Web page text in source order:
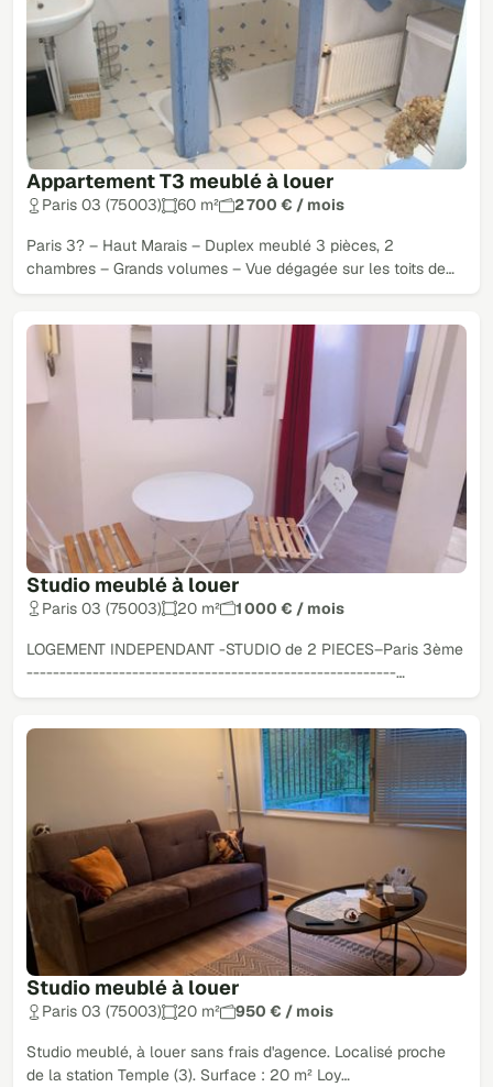
Appartement T3 meublé à louer
Paris 03 (75003) 60 m² 2 700 € / mois
Paris 3? – Haut Marais – Duplex meublé 3 pièces, 2
chambres – Grands volumes – Vue dégagée sur les toits de…
Studio meublé à louer
Paris 03 (75003) 20 m² 1 000 € / mois
LOGEMENT INDEPENDANT -STUDIO de 2 PIECES–Paris 3ème
--------------------------------------------------------…
Studio meublé à louer
Paris 03 (75003) 20 m² 950 € / mois
Studio meublé, à louer sans frais d'agence. Localisé proche
de la station Temple (3). Surface : 20 m² Loy…